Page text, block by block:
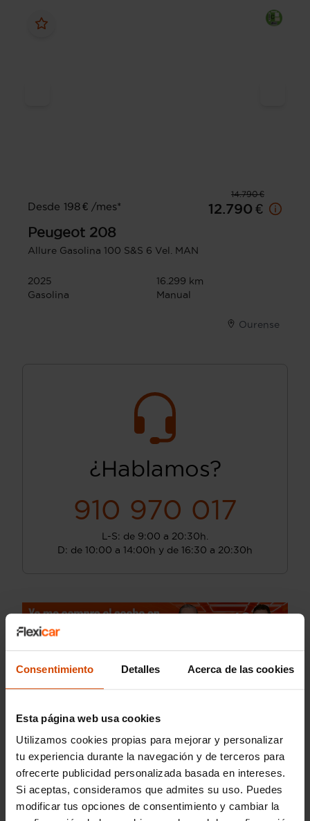
Consentimiento Detalles Acerca de las cookies
Esta página web usa cookies
Utilizamos cookies propias para mejorar y personalizar
tu experiencia durante la navegación y de terceros para
ofrecerte publicidad personalizada basada en intereses.
Si aceptas, consideramos que admites su uso. Puedes
modificar tus opciones de consentimiento y cambiar la
14.790 €
Desde 198 € /mes*
12.790 €
Peugeot 208
Allure Gasolina 100 S&S 6 Vel. MAN
2025
16.299 km
Gasolina
Manual
Ourense
¿Hablamos?
910 970 017
L-S: de 9:00 a 20:30h.
D: de 10:00 a 14:00h y de 16:30 a 20:30h